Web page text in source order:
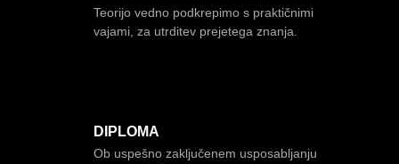
Teorijo vedno podkrepimo s praktičnimi
vajami, za utrditev prejetega znanja.
DIPLOMA
Ob uspešno zaključenem usposabljanju